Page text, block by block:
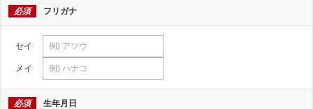
必須 フリガナ
セイ
メイ
必須 生年月日